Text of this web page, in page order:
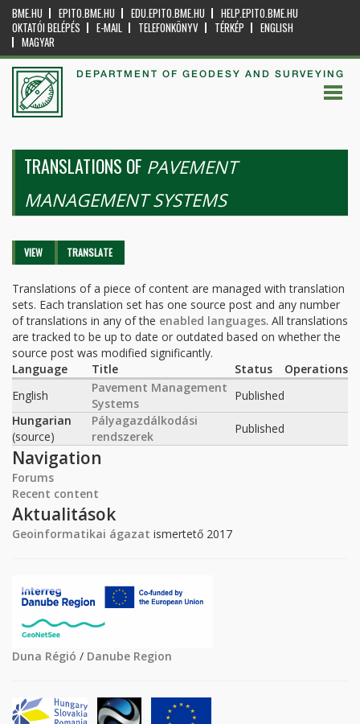
BME.HU EPITO.BME.HU EDU.EPITO.BME.HU
HELP.EPITO.BME.HU
OKTATÓI BELÉPÉS
E-MAIL TELEFONKÖNYV TÉRKÉP
ENGLISH
MAGYAR
DEPARTMENT OF GEODESY AND SURVEYING
TRANSLATIONS OF PAVEMENT
MANAGEMENT SYSTEMS
Primary tabs
VIEW TRANSLATE
Translations of a piece of content are managed with translation
sets. Each translation set has one source post and any number
of translations in any of the enabled languages. All translations
are tracked to be up to date or outdated based on whether the
source post was modified significantly.
Language
Title Status
Operations
English
Pavement Management
Systems
Published
Hungarian
(source)
Pályagazdálkodási
rendszerek
Published
Navigation
Forums
Recent content
Aktualitások
Geoinformatikai ágazat ismertető 2017
Duna Régió / Danube Region